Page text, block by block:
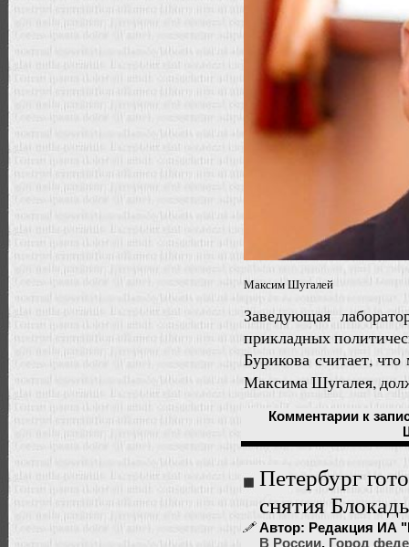
Максим Шугалей
Заведующая
прикладных
Бурикова считает,
Максима Шугалея,
Комментарии к
Петербург
снятия
Автор: Редакция ИА
В России, Город